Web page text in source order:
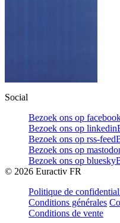
Social
Bezoek ons op
Bezoek ons op linkedin
Bezoek ons op rss-feed
Bezoek ons op
Bezoek ons op bluesky
© 2026 Euractiv FR
Politique de
Conditions générales
Conditions de vente